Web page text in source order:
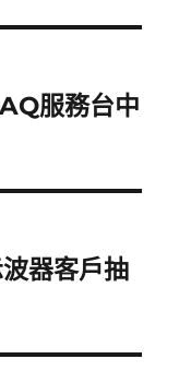
服務台中
器客戶抽